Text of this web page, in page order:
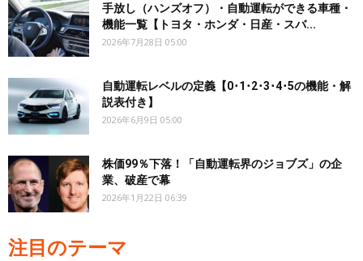
手放し（ハンズオフ）・自動運転ができる車種・
機能一覧【トヨタ・ホンダ・日産・スバ...
2026年7月28日 05:00
自動運転レベルの定義【0･1･2･3･4･5の機能・解
説表付き】
2026年6月9日 05:00
株価99％下落！「自動運転界のジョブズ」の企
業、破産で幕
2026年1月22日 06:39
注目のテーマ